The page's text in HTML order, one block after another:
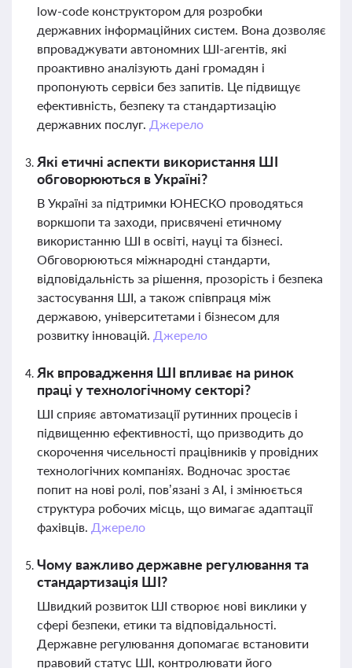
low-code конструктором для розробки
державних інформаційних систем. Вона дозволяє
впроваджувати автономних ШІ-агентів, які
проактивно аналізують дані громадян і
пропонують сервіси без запитів. Це підвищує
ефективність, безпеку та стандартизацію
державних послуг. Джерело
Які етичні аспекти використання ШІ
обговорюються в Україні?
В Україні за підтримки ЮНЕСКО проводяться
воркшопи та заходи, присвячені етичному
використанню ШІ в освіті, науці та бізнесі.
Обговорюються міжнародні стандарти,
відповідальність за рішення, прозорість і безпека
застосування ШІ, а також співпраця між
державою, університетами і бізнесом для
розвитку інновацій. Джерело
Як впровадження ШІ впливає на ринок
праці у технологічному секторі?
ШІ сприяє автоматизації рутинних процесів і
підвищенню ефективності, що призводить до
скорочення чисельності працівників у провідних
технологічних компаніях. Водночас зростає
попит на нові ролі, пов’язані з AI, і змінюється
структура робочих місць, що вимагає адаптації
фахівців. Джерело
Чому важливо державне регулювання та
стандартизація ШІ?
Швидкий розвиток ШІ створює нові виклики у
сфері безпеки, етики та відповідальності.
Державне регулювання допомагає встановити
правовий статус ШІ, контролювати його